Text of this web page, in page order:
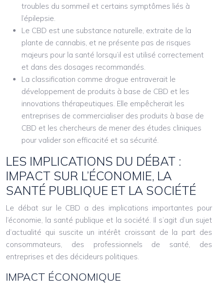
troubles du sommeil et certains symptômes liés à
l’épilepsie.
Le CBD est une substance naturelle, extraite de la
plante de cannabis, et ne présente pas de risques
majeurs pour la santé lorsqu’il est utilisé correctement
et dans des dosages recommandés.
La classification comme drogue entraverait le
développement de produits à base de CBD et les
innovations thérapeutiques. Elle empêcherait les
entreprises de commercialiser des produits à base de
CBD et les chercheurs de mener des études cliniques
pour valider son efficacité et sa sécurité.
LES IMPLICATIONS DU DÉBAT :
IMPACT SUR L’ÉCONOMIE, LA
SANTÉ PUBLIQUE ET LA SOCIÉTÉ
Le débat sur le CBD a des implications importantes pour
l’économie, la santé publique et la société. Il s’agit d’un sujet
d’actualité qui suscite un intérêt croissant de la part des
consommateurs, des professionnels de santé, des
entreprises et des décideurs politiques.
IMPACT ÉCONOMIQUE